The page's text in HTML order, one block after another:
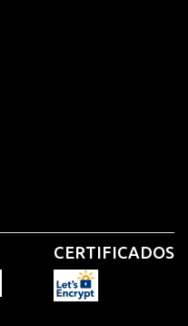
CERTIFICADOS